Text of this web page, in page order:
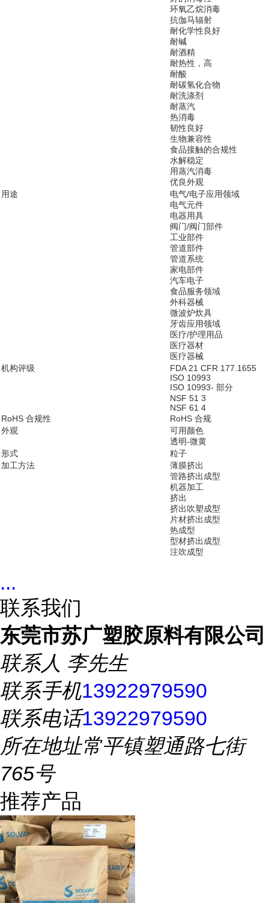
环氧乙烷消毒
抗伽马辐射
耐化学性良好
耐碱
耐酒精
耐热性，高
耐酸
耐碳氢化合物
耐洗涤剂
耐蒸汽
热消毒
韧性良好
生物兼容性
食品接触的合规性
水解稳定
用蒸汽消毒
优良外观
用途
电气/电子应用领域
电气元件
电器用具
阀门/阀门部件
工业部件
管道部件
管道系统
家电部件
汽车电子
食品服务领域
外科器械
微波炉炊具
牙齿应用领域
医疗/护理用品
医疗器材
医疗器械
机构评级
FDA 21 CFR 177.1655
ISO 10993
ISO 10993- 部分
NSF 51 3
NSF 61 4
RoHS 合规性
RoHS 合规
外观
可用颜色
透明-微黄
形式
粒子
加工方法
薄膜挤出
管路挤出成型
机器加工
挤出
挤出吹塑成型
片材挤出成型
热成型
型材挤出成型
注吹成型
...
联系我们
东莞市苏广塑胶原料有限公司
联系人 李先生
联系手机13922979590
联系电话13922979590
所在地址常平镇塑通路七街
765号
推荐产品